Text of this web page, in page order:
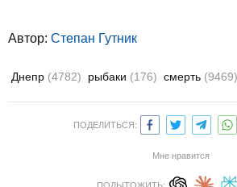
Автор: Степан Гутник
Днепр (4782) рыбаки (176) смерть (9469)
ПОДЕЛИТЬСЯ:
Мне нравится